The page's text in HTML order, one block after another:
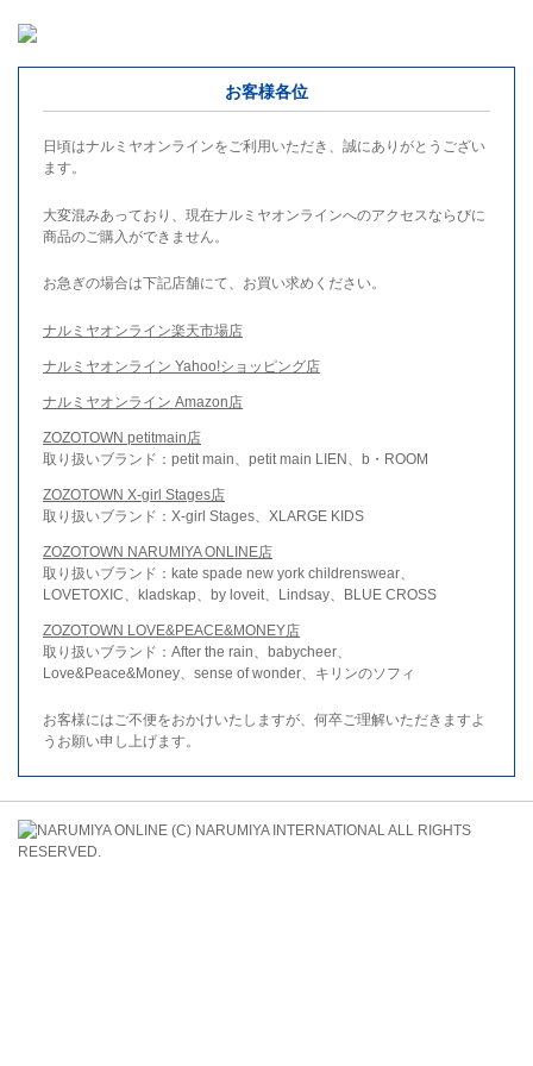
お客様各位
日頃はナルミヤオンラインをご利用いただき、誠にありがとうござい
ます。
大変混みあっており、現在ナルミヤオンラインへのアクセスならびに
商品のご購入ができません。
お急ぎの場合は下記店舗にて、お買い求めください。
ナルミヤオンライン楽天市場店
ナルミヤオンライン Yahoo!ショッピング店
ナルミヤオンライン Amazon店
ZOZOTOWN petitmain店
取り扱いブランド：petit main、petit main LIEN、b・ROOM
ZOZOTOWN X-girl Stages店
取り扱いブランド：X-girl Stages、XLARGE KIDS
ZOZOTOWN NARUMIYA ONLINE店
取り扱いブランド：kate spade new york childrenswear、
LOVETOXIC、kladskap、by loveit、Lindsay、BLUE CROSS
ZOZOTOWN LOVE&PEACE&MONEY店
取り扱いブランド：After the rain、babycheer、
Love&Peace&Money、sense of wonder、キリンのソフィ
お客様にはご不便をおかけいたしますが、何卒ご理解いただきますよ
うお願い申し上げます。